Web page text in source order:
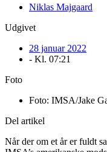
Niklas Majgaard
Udgivet
28 januar 2022
- Kl. 07:21
Foto
Foto: IMSA/Jake
Del artikel
Når der om et år er fuldt